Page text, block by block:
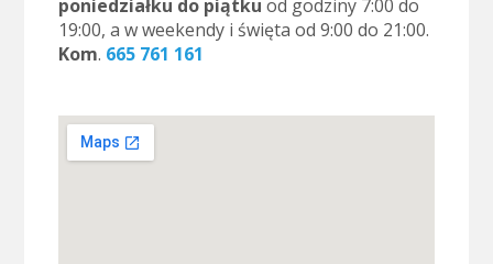
poniedziałku do piątku od godziny 7:00 do
19:00, a w weekendy i święta od 9:00 do 21:00.
Kom. 665 761 161